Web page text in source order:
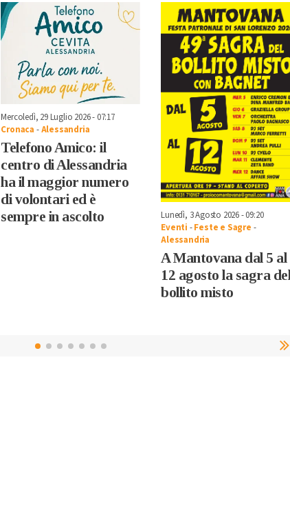
Mercoledì, 29 Luglio 2026 - 07:17
Cronaca -Alessandria
Telefono Amico: il
centro di Alessandria
ha il maggior numero
di volontari ed è
sempre in ascolto
Lunedì, 3 Agosto 2026 - 09:20
Eventi -Feste e Sagre -
Alessandria
A Mantovana dal 5 al
12 agosto la sagra
bollito misto